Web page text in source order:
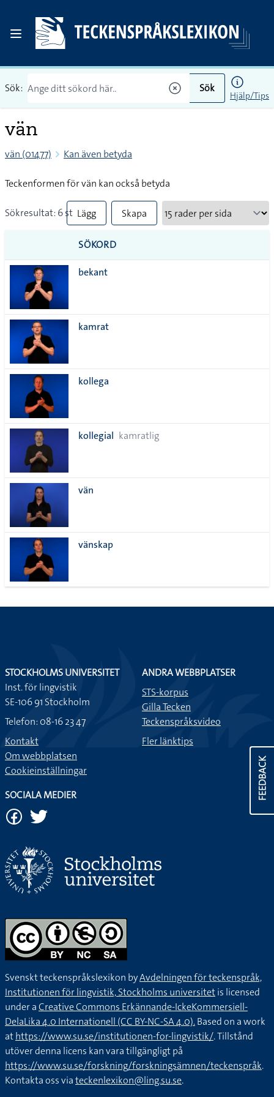
Sök: Sök
Hjälp/Tips
vän
vän (01477) Kan även betyda
Teckenformen för vän kan också betyda
Sökresultat: 6 st Lägg
till
alla i
Skapa
SÖKORD
bekant
kamrat
kollega
kollegial kamratlig
vän
vänskap
FEEDBACK
STOCKHOLMS UNIVERSITET
Inst. för lingvistik
SE-106 91 Stockholm
Telefon: 08-16 23 47
Kontakt
Om webbplatsen
Cookieinställningar
ANDRA WEBBPLATSER
STS-korpus
Gilla Tecken
Teckenspråksvideo
Fler länktips
SOCIALA MEDIER
Svenskt teckenspråkslexikon byAvdelningen för teckenspråk,
Institutionen för lingvistik, Stockholms universitetis licensed
under aCreative Commons Erkännande-IckeKommersiell-
DelaLika 4.0 Internationell (CC BY-NC-SA 4.0).Based on a work
athttps://www.su.se/institutionen-for-lingvistik/. Tillstånd
utöver denna licens kan vara tillgängligt på
https://www.su.se/forskning/forskningsämnen/teckenspråk.
Kontakta oss viateckenlexikon@ling.su.se.